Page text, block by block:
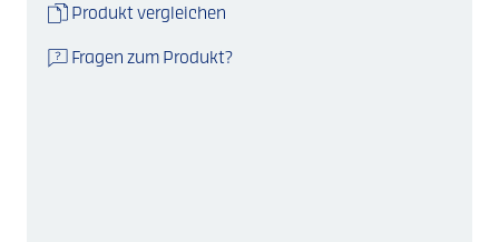
Produkt vergleichen
Fragen zum Produkt?